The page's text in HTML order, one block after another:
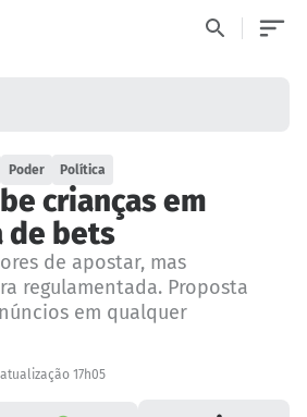
Poder Política
crianças em
de bets
de apostar, mas
regulamentada. Proposta
em qualquer
17h05